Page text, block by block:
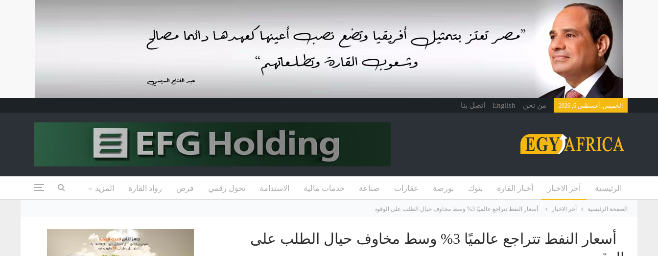
الخميس, أغسطس 6, 2026 من نحن English اتصل بنا
الرئيسية آخر الاخبار أخبار القارة بنوك بورصة عقارات صناعة خدمات مالية الاستدامة تحول رقمي فرص رواد القارة المزيد
الصفحة الرئيسية آخر الاخبار أسعار النفط تتراجع عالميًا 3% وسط مخاوف حيال الطلب على الوقود
أسعار النفط تتراجع عالميًا 3% وسط مخاوف حيال الطلب على